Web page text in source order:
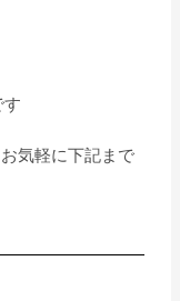
気軽に下記まで